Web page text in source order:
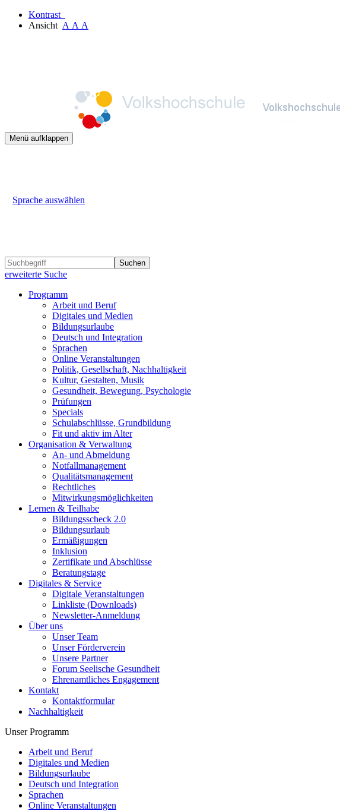
Kontrast
Ansicht A A A
Menü aufklappen
Sprache auswählen
Suchen
erweiterte Suche
Programm
Arbeit und Beruf
Digitales und Medien
Bildungsurlaube
Deutsch und Integration
Sprachen
Online Veranstaltungen
Politik, Gesellschaft, Nachhaltigkeit
Kultur, Gestalten, Musik
Gesundheit, Bewegung, Psychologie
Prüfungen
Specials
Schulabschlüsse, Grundbildung
Fit und aktiv im Alter
Organisation & Verwaltung
An- und Abmeldung
Notfallmanagement
Qualitätsmanagement
Rechtliches
Mitwirkungsmöglichkeiten
Lernen & Teilhabe
Bildungsscheck 2.0
Bildungsurlaub
Ermäßigungen
Inklusion
Zertifikate und Abschlüsse
Beratungstage
Digitales & Service
Digitale Veranstaltungen
Linkliste (Downloads)
Newsletter-Anmeldung
Über uns
Unser Team
Unser Förderverein
Unsere Partner
Forum Seelische Gesundheit
Ehrenamtliches Engagement
Kontakt
Kontaktformular
Nachhaltigkeit
Unser Programm
Arbeit und Beruf
Digitales und Medien
Bildungsurlaube
Deutsch und Integration
Sprachen
Online Veranstaltungen